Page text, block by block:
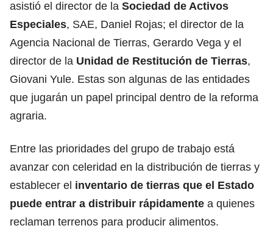
asistió el director de la Sociedad de Activos
Especiales, SAE, Daniel Rojas; el director de la
Agencia Nacional de Tierras, Gerardo Vega y el
director de la Unidad de Restitución de Tierras,
Giovani Yule. Estas son algunas de las entidades
que jugarán un papel principal dentro de la reforma
agraria.
Entre las prioridades del grupo de trabajo está
avanzar con celeridad en la distribución de tierras y
establecer el inventario de tierras que el Estado
puede entrar a distribuir rápidamente a quienes
reclaman terrenos para producir alimentos.